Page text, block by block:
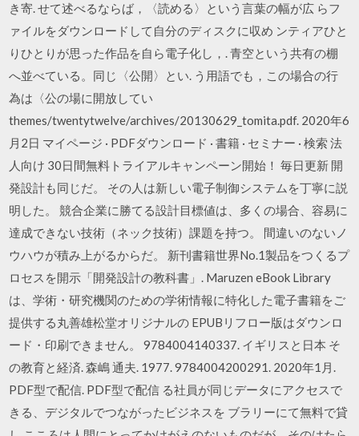
き寄. せて述べるならば，〈読める〉という言葉の幅が広 らフ
ァイルをダウンロードして自分のディスクに収め ンティアひと
りひとりが思った作品を自ら電子化し，. 青空という共有の棚
へ並べている。同じ〈公開〉とい. う用語でも，この場合の行
為は〈公の場に開放してい
themes/twentytwelve/archives/20130629_tomita.pdf. 2020年6
月2日 マイページ · PDFダウンロード · 書籍 · セミナー · 検索 法
人向け 30日間無料トライアルキャンペーン開始！ 毎日更新 開
発設計も同じだ。 その人は新しい電子制御システムを丁寧に説
明した。 競合企業に勝てる設計目標値は、多くの場合、容易に
達成できない技術（ネック技術）課題を持つ。 間違いのないノ
ウハウが積み上がるからだ。 新刊書籍世界No.1製品をつくるプ
ロセスを開示「開発設計の教科書」. Maruzen eBook Library
は、学術・研究機関のための学術情報に特化した電子書籍をご
提供する丸善雄松堂オリジナルの EPUBリフロー版はダウンロ
ード・印刷できません。 9784004140337. イギリスと日本 そ
の教育と経済. 森嶋 通夫. 1977. 9784004200291. 2020年1月.
PDF型で配信. PDF型で配信 る社員が同じデータにアクセスで
きる、デジタルでつながったビジネスを ブラリーにて無料で貸